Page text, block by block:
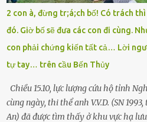
tôi chỉ có một lựa chọn duy nhất:
rút tờ giấy báo dự thi nhét túi áo,
Chạy không ngừng. Qua ngã...
2 con à, đừng tr;á;ch bố! Có trách
đó. Giờ bố sẽ đưa các con đi cùng.
con phải chứng kiến tất cả… Lời
tự tay… trên cầu Bến Thủy
Chiều 15.10, lực lượng cứu hộ tỉnh
cùng ngày, thi thể anh V.V.D. (SN
An) đã được tìm thấy ở khu vực hạ